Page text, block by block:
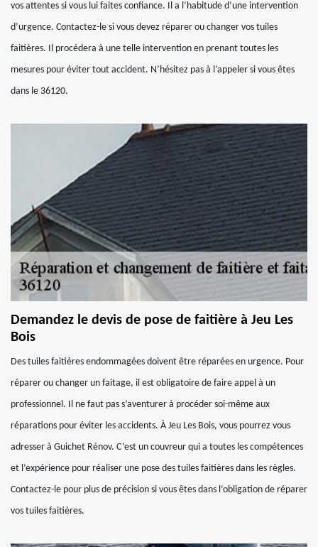
vos attentes si vous lui faites confiance. Il a l’habitude d’une intervention
d’urgence. Contactez-le si vous devez réparer ou changer vos tuiles
faitières. Il procédera à une telle intervention en prenant toutes les
mesures pour éviter tout accident. N’hésitez pas à l’appeler si vous êtes
dans le 36120.
Demandez le devis de pose de faitière à Jeu Les
Bois
Des tuiles faitières endommagées doivent être réparées en urgence. Pour
réparer ou changer un faitage, il est obligatoire de faire appel à un
professionnel. Il ne faut pas s’aventurer à procéder soi-même aux
réparations pour éviter les accidents. À Jeu Les Bois, vous pourrez vous
adresser à Guichet Rénov. C’est un couvreur qui a toutes les compétences
et l’expérience pour réaliser une pose des tuiles faitières dans les règles.
Contactez-le pour plus de précision si vous êtes dans l’obligation de réparer
vos tuiles faitières.